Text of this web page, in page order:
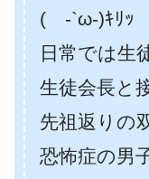
( -`ω-)ｷﾘｯ
日常では生
生徒会長と
先祖返りの
恐怖症の男